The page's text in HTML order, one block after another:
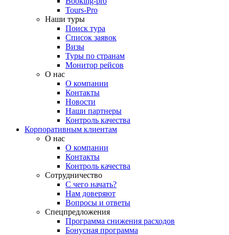
Tours-Pro
Наши туры
Поиск тура
Список заявок
Визы
Туры по странам
Монитор рейсов
О нас
О компании
Контакты
Новости
Наши партнеры
Контроль качества
Корпоративным клиентам
О нас
О компании
Контакты
Контроль качества
Сотрудничество
С чего начать?
Нам доверяют
Вопросы и ответы
Спецпредложения
Программа снижения расходов
Бонусная программа